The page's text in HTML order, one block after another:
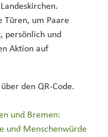
Türen, um Paare
persönlich und
Aktion auf
den QR-Code.
und Bremen:
und Menschenwürde